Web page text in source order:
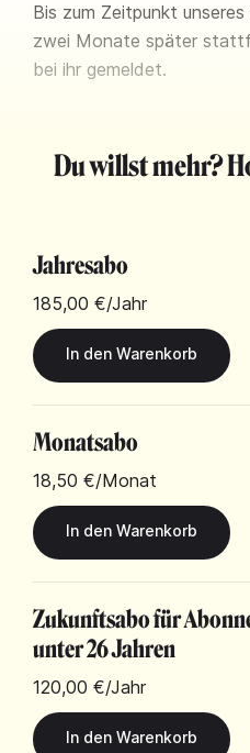
Bis zum Zeitpunkt
zwei Monate später
bei ihr gemeldet.
Du willst mehr?
Jahresabo
185,00 €/Jahr
Monatsabo
18,50 €/Monat
Zukunftsabo für
unter 26 Jahren
120,00 €/Jahr